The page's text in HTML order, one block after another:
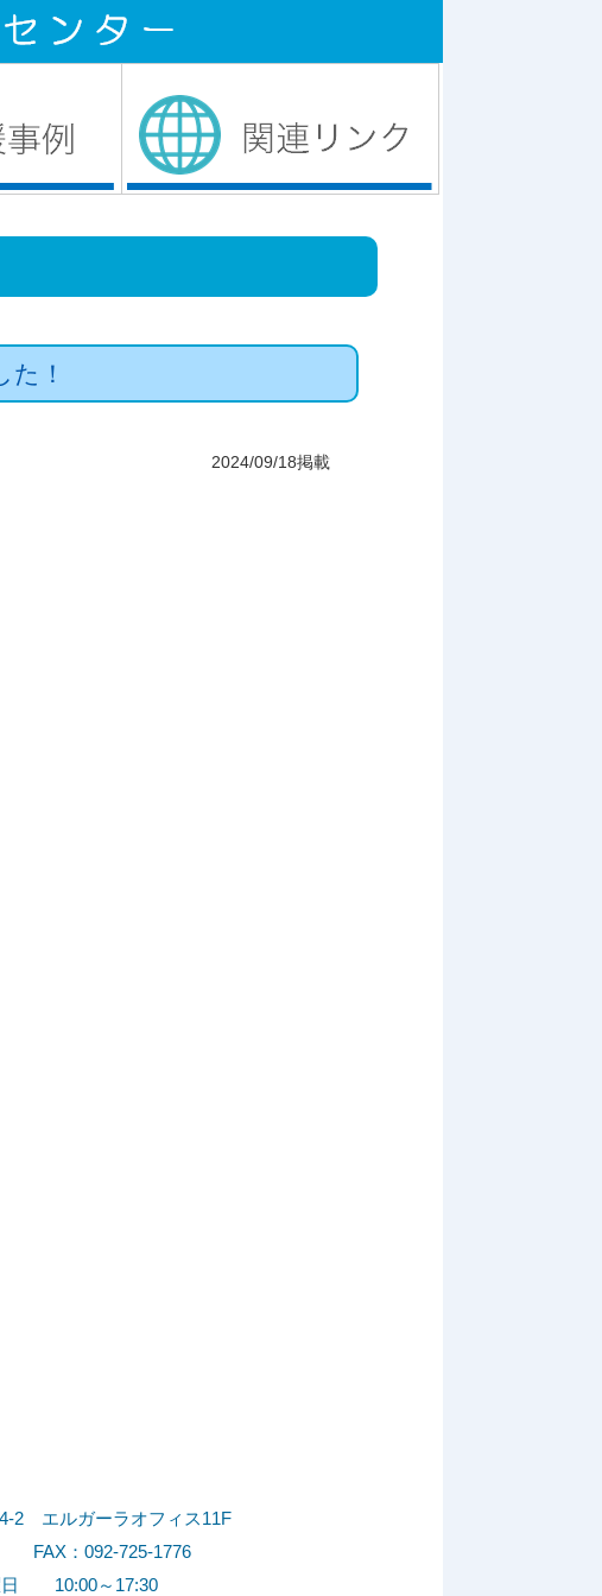
！
2024/09/18掲載
2 エルガーラオフィス11F
FAX：092-725-1776
日 10:00～17:30